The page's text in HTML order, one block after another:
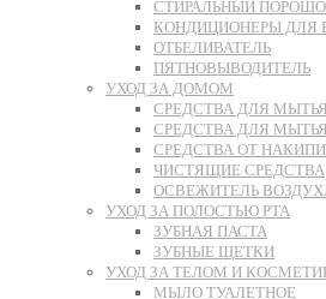
СТИРАЛЬНЫЙ
КОНДИЦИОНЕРЫ ДЛЯ
ОТБЕЛИВАТЕЛЬ
ПЯТНОВЫВОДИТЕЛЬ
УХОД ЗА ДОМОМ
СРЕДСТВА ДЛЯ
СРЕДСТВА ДЛЯ
СРЕДСТВА ОТ НАКИПИ
ЧИСТЯЩИЕ СРЕДСТВА
ОСВЕЖИТЕЛЬ
УХОД ЗА ПОЛОСТЬЮ РТА
ЗУБНАЯ ПАСТА
ЗУБНЫЕ ЩЕТКИ
УХОД ЗА ТЕЛОМ И
МЫЛО ТУАЛЕТНОЕ